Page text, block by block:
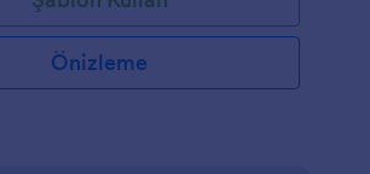
Önizleme